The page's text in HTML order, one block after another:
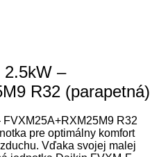
2.5kW –
R32 (parapetná)
R32
pre optimálny komfort
Vďaka svojej malej